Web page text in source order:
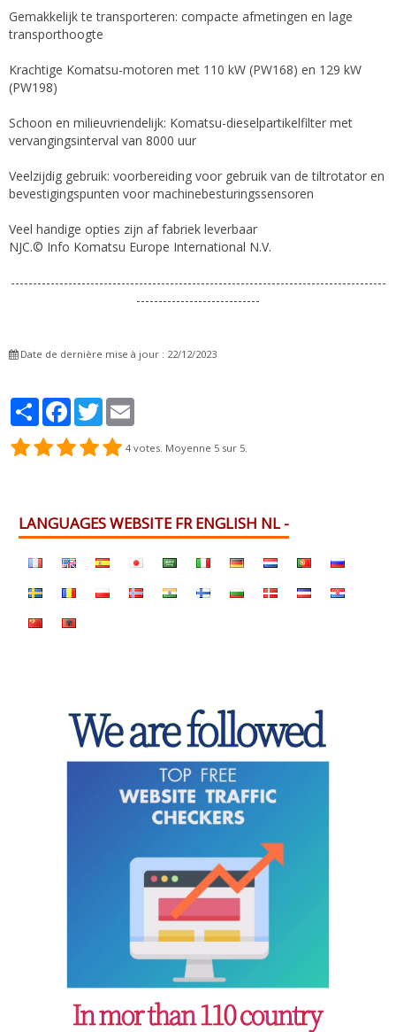
Gemakkelijk te transporteren: compacte afmetingen en lage
transporthoogte
Krachtige Komatsu-motoren met 110 kW (PW168) en 129 kW
(PW198)
Schoon en milieuvriendelijk: Komatsu-dieselpartikelfilter met
vervangingsinterval van 8000 uur
Veelzijdig gebruik: voorbereiding voor gebruik van de tiltrotator en
bevestigingspunten voor machinebesturingssensoren
Veel handige opties zijn af fabriek leverbaar
NJC.© Info Komatsu Europe International N.V.
-------------------------------------------------------------------------------------
----------------------------
Date de dernière mise à jour : 22/12/2023
PartagerFacebook
Twitter
4 votes. Moyenne 5 sur 5.
LANGUAGES WEBSITE FR ENGLISH NL -